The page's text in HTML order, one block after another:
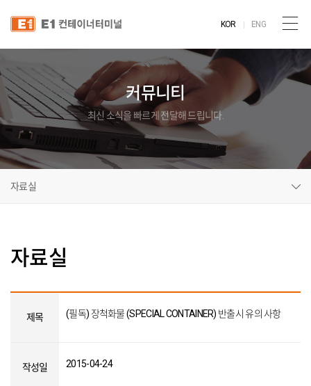
KOR ENG
커뮤니티
최신 소식을 빠르게 전달해 드립니다.
자료실
자료실
제목 (필독) 장척화물 (SPECIAL CONTAINER) 반출시 유의 사항
작성일 2015-04-24